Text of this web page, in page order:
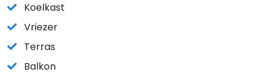
Koelkast
Vriezer
Terras
Balkon